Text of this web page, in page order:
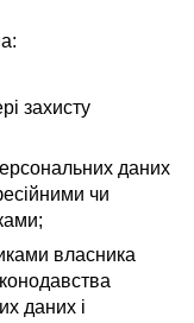
захисту
даних
чи
власника
даних і